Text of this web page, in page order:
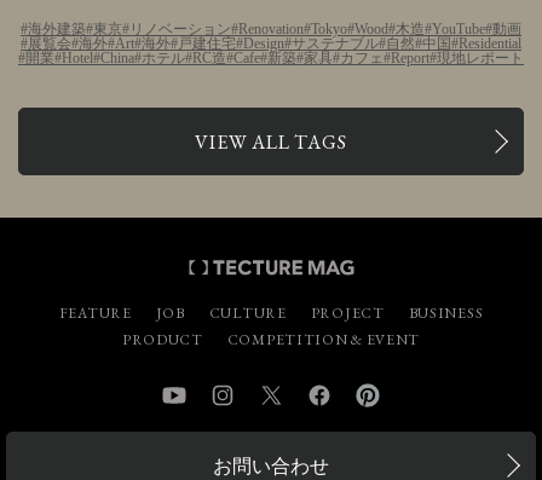
海外建築 東京 リノベーション Renovation Tokyo Wood 木造 YouTube 動画
展覧会 海外 Art 海外 戸建住宅 Design サステナブル 自然 中国
Residential
開業
Hotel China ホテル RC造 Cafe 新築 家具 カフェ Report 現地レポート
VIEW ALL TAGS
FEATURE JOB CULTURE PROJECT
BUSINESS
PRODUCT
COMPETITION & EVENT
YouTube InstagramTwitter Facebook
お問い合わせ